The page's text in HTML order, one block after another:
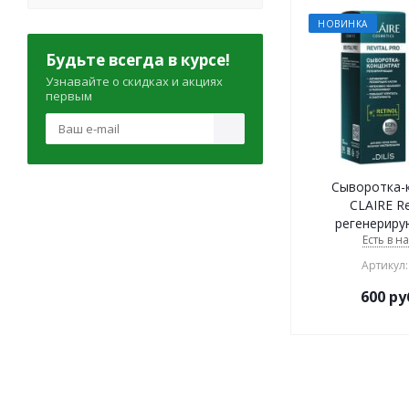
НОВИНКА
Сыворотка-
CLAIRE
Есть в
600
Будьте всегда в курсе!
Узнавайте о скидках и акциях
первым